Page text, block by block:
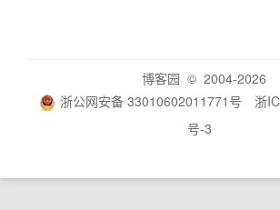
博客园 © 2004-2026
浙公网安备 33010602011771号
浙
号-3